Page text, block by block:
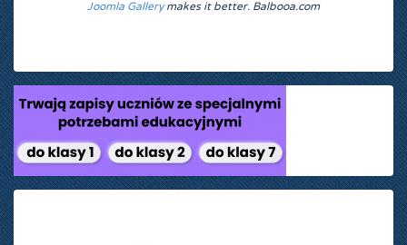
Joomla Gallerymakes it better. Balbooa.com